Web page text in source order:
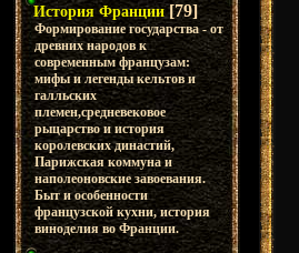
История Франции [79]
Формирование государства - от
древних народов к
современным французам:
мифы и легенды кельтов и
галльских
племен,средневековое
рыцарство и история
королевских династий,
Парижская коммуна и
наполеоновские завоевания.
Быт и особенности
французской кухни, история
виноделия во Франции.